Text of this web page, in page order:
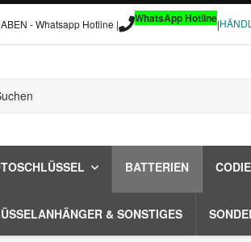
- Whatsapp Hotline | WhatsApp Hotline|
BATTERIEN
& SONSTIGES